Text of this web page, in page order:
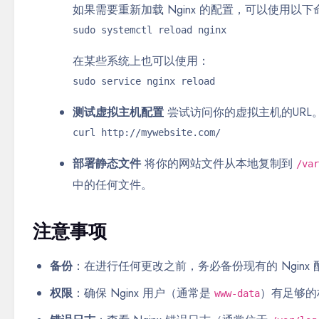
如果需要重新加载 Nginx 的配置，可以使用以下
sudo systemctl reload nginx
在某些系统上也可以使用：
sudo service nginx reload
测试虚拟主机配置 尝试访问你的虚拟主机的URL
curl http://mywebsite.com/
部署静态文件将你的网站文件从本地复制到 /
中的任何文件。
注意事项
备份：在进行任何更改之前，务必备份现有的 Nginx
权限：确保 Nginx 用户（通常是 www-data）有足够